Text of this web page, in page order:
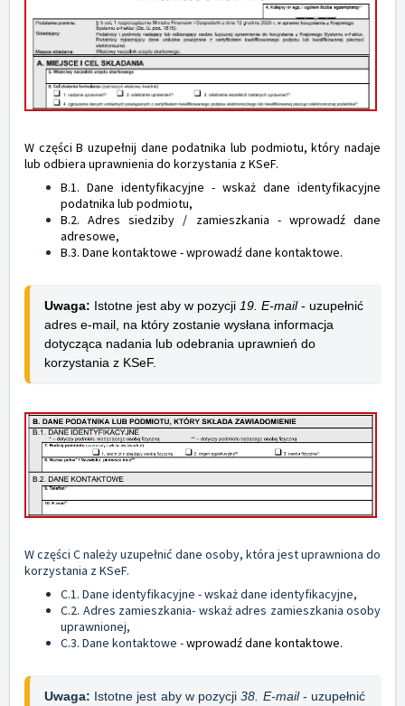
W części B uzupełnij dane podatnika lub podmiotu, który nadaje
lub odbiera uprawnienia do korzystania z KSeF.
B.1. Dane identyfikacyjne - wskaż dane identyfikacyjne
podatnika lub podmiotu,
B.2. Adres siedziby / zamieszkania - wprowadź dane
adresowe,
B.3. Dane kontaktowe - wprowadź dane kontaktowe.
Uwaga: Istotne jest aby w pozycji 19. E-mail - uzupełnić
adres e-mail, na który zostanie wysłana informacja
dotycząca nadania lub odebrania uprawnień do
korzystania z KSeF.
W części C należy uzupełnić dane osoby, która jest uprawniona do
korzystania z KSeF.
C.1. Dane identyfikacyjne - wskaż dane identyfikacyjne,
C.2. Adres zamieszkania- wskaż adres zamieszkania osoby
uprawnionej,
C.3. Dane kontaktowe -wprowadź dane kontaktowe.
Uwaga: Istotne jest aby w pozycji 38. E-mail - uzupełnić